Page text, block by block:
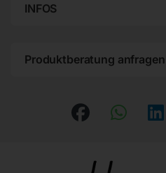
INFOS
Produktberatung anfragen